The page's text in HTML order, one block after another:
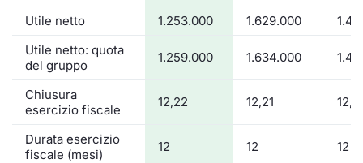
Utile netto
1.253.000 1.629.000
Utile netto: quota
del gruppo
1.259.000 1.634.000
Chiusura
esercizio fiscale
12,22 12,21 12,2
Durata esercizio
fiscale (mesi)
12 12 12